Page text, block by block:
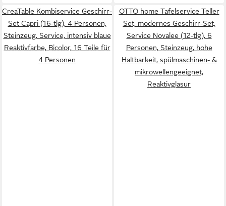
CreaTable Kombiservice Geschirr-
Set Capri (16-tlg), 4 Personen,
Steinzeug, Service, intensiv blaue
Reaktivfarbe, Bicolor, 16 Teile für
4 Personen
OTTO home Tafelservice Teller
Set, modernes Geschirr-Set,
Service Novalee (12-tlg), 6
Personen, Steinzeug, hohe
Haltbarkeit, spülmaschinen- &
mikrowellengeeignet,
Reaktivglasur